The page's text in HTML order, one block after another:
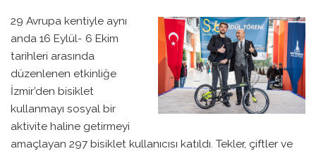
29 Avrupa kentiyle aynı
anda 16 Eylül- 6 Ekim
tarihleri arasında
düzenlenen etkinliğe
İzmir’den bisiklet
kullanmayı sosyal bir
aktivite haline getirmeyi
amaçlayan 297 bisiklet kullanıcısı katıldı. Tekler, çiftler ve